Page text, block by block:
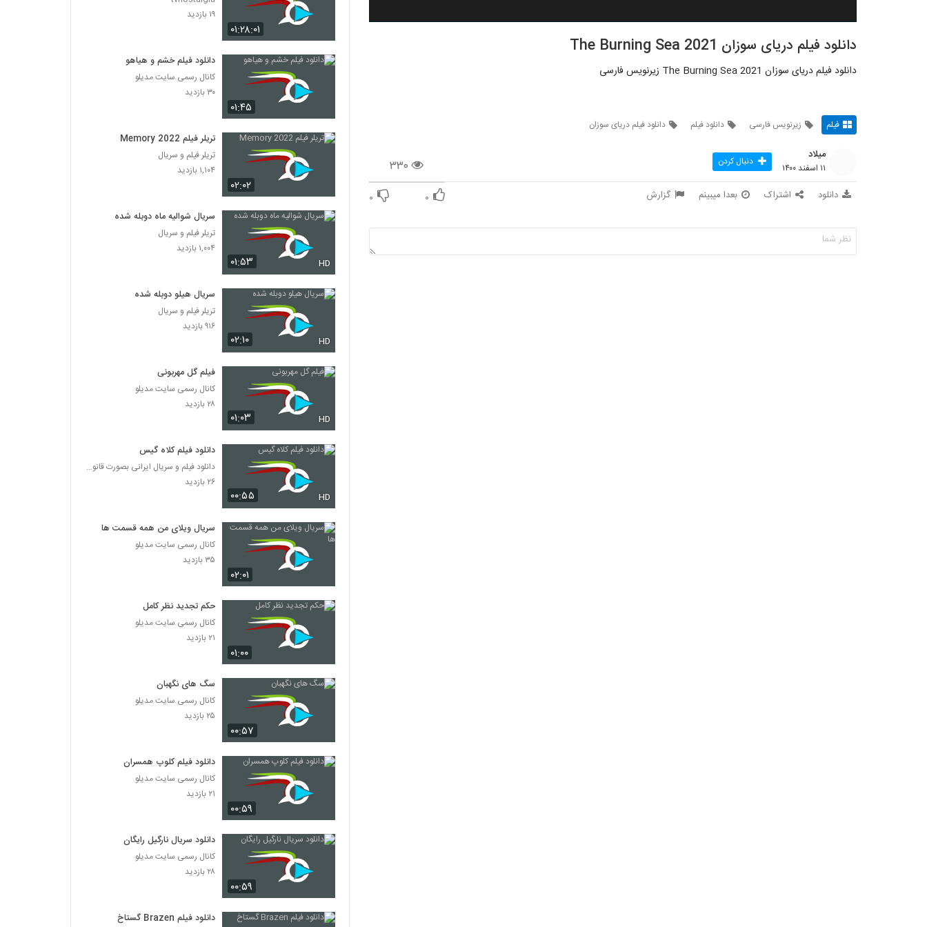
دانلود فیلم دریای سوزان The Burning Sea 2021
دانلود فیلم دریای سوزان The Burning Sea 2021 زیرنویس فارسی
فیلم زیرنویس فارسی دانلود فیلم دانلود فیلم دریای سوزان
۳۳۰
میلاد
۱۱ اسفند ۱۴۰۰ دنبال کردن
دانلود اشتراک بعدا میبینم گزارش ۰ ۰
۰۱:۲۸:۰۱
۱۹ بازدید
۰۱:۴۵
دانلود فیلم خشم و هیاهو
کانال رسمی سایت مدیلو
۳۰ بازدید
۰۲:۰۲
تریلر فیلم Memory 2022
تریلر فیلم و سریال
۱,۱۰۴ بازدید
۰۱:۵۳ HD
سریال شوالیه ماه دوبله شده
تریلر فیلم و سریال
۱,۰۰۴ بازدید
۰۲:۱۰ HD
سریال هیلو دوبله شده
تریلر فیلم و سریال
۹۱۶ بازدید
۰۱:۰۳ HD
فیلم گل مهربونی
کانال رسمی سایت مدیلو
۲۸ بازدید
۰۰:۵۵ HD
دانلود فیلم کلاه گیس
دانلود فیلم و سریال ایرانی بصورت قانونی
۲۶ بازدید
۰۲:۰۱
سریال ویلای من همه قسمت ها
کانال رسمی سایت مدیلو
۳۵ بازدید
۰۱:۰۰
حکم تجدید نظر کامل
کانال رسمی سایت مدیلو
۲۱ بازدید
۰۰:۵۷
سگ های نگهبان
کانال رسمی سایت مدیلو
۲۵ بازدید
۰۰:۵۹
دانلود فیلم کلوپ همسران
کانال رسمی سایت مدیلو
۲۱ بازدید
۰۰:۵۹
دانلود سریال نارگیل رایگان
کانال رسمی سایت مدیلو
۲۸ بازدید
دانلود فیلم Brazen گستاخ